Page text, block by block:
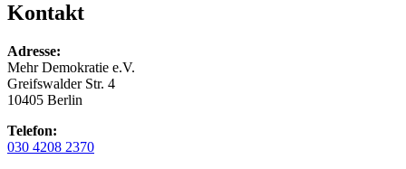
Kontakt
Adresse:
Mehr Demokratie e.V.
Greifswalder Str. 4
10405 Berlin
Telefon:
030 4208 2370